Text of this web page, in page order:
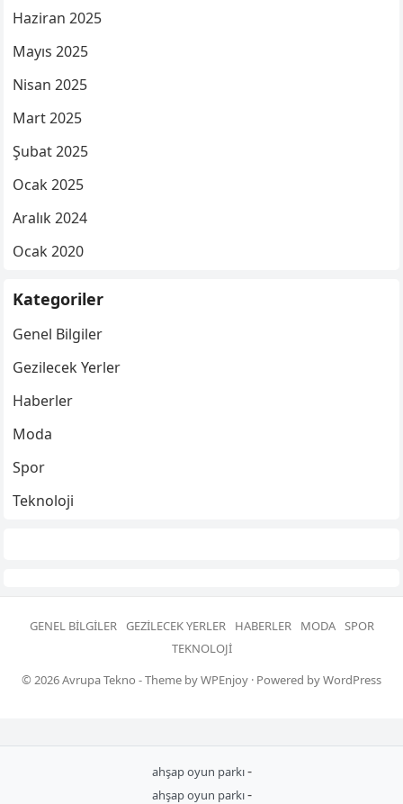
Haziran 2025
Mayıs 2025
Nisan 2025
Mart 2025
Şubat 2025
Ocak 2025
Aralık 2024
Ocak 2020
Kategoriler
Genel Bilgiler
Gezilecek Yerler
Haberler
Moda
Spor
Teknoloji
GENEL BILGILER GEZILECEK YERLER HABERLER MODA SPOR
TEKNOLOJI
© 2026Avrupa Tekno - Theme byWPEnjoy · Powered byWordPress
ahşap oyun parkı-
ahşap oyun parkı-